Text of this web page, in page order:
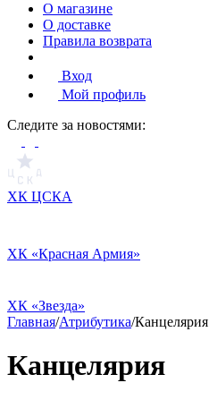
О магазине
О доставке
Правила возврата
Вход
Мой профиль
Cледите за новостями:
ХК ЦСКА
ХК «Красная Армия»
ХК «Звезда»
Главная/Атрибутика/Канцелярия
Канцелярия